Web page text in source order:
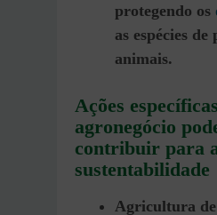
protegendo os
as espécies de
animais.
Ações
agronegócio
contribuir para
sustentabilidade
Agricultura de